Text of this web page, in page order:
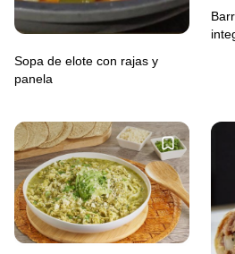
Sopa de elote con rajas y
panela